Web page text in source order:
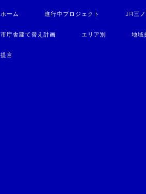
ホーム 進行中プロジェクト JR三
市庁舎建て替え計画 エリア別 地域
提言